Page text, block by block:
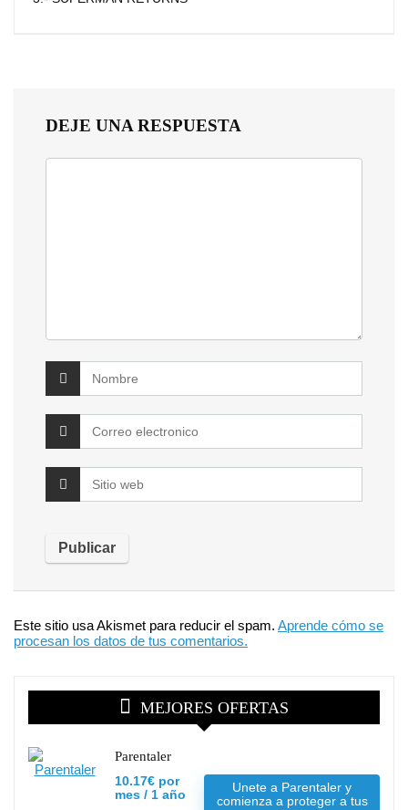
DEJE UNA RESPUESTA
Este sitio usa Akismet para reducir el spam. Aprende cómo se
procesan los datos de tus comentarios.
MEJORES OFERTAS
Parentaler
10.17€ por
mes / 1 año
Unete a Parentaler y
comienza a proteger a tus